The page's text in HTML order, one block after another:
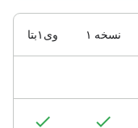
نسخه ۱ وی۱بتا